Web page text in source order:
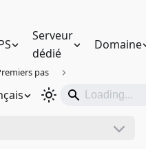
Serveur
dédié
Domaine
pas